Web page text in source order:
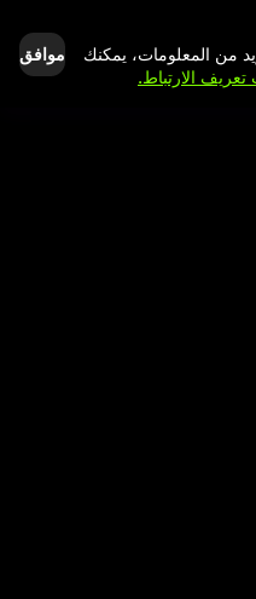
من المعلومات، يمكنك
الارتباط.
موافق